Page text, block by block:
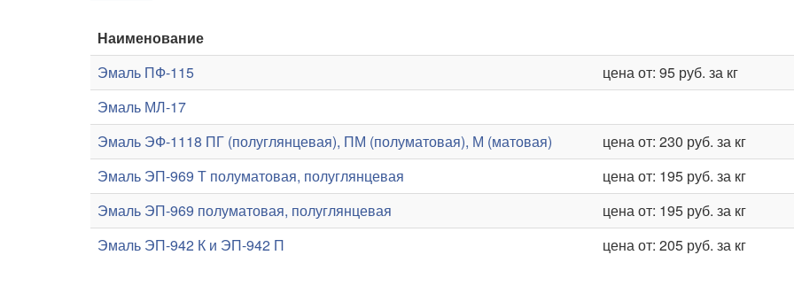
Наименование
Эмаль ПФ-115
цена от: 95 руб. за кг
Эмаль МЛ-17
Эмаль ЭФ-1118 ПГ (полуглянцевая), ПМ (полуматовая), М (матовая)
цена от: 230 руб. за кг
Эмаль ЭП-969 Т полуматовая, полуглянцевая
цена от: 195 руб. за кг
Эмаль ЭП-969 полуматовая, полуглянцевая
цена от: 195 руб. за кг
Эмаль ЭП-942 К и ЭП-942 П
цена от: 205 руб. за кг